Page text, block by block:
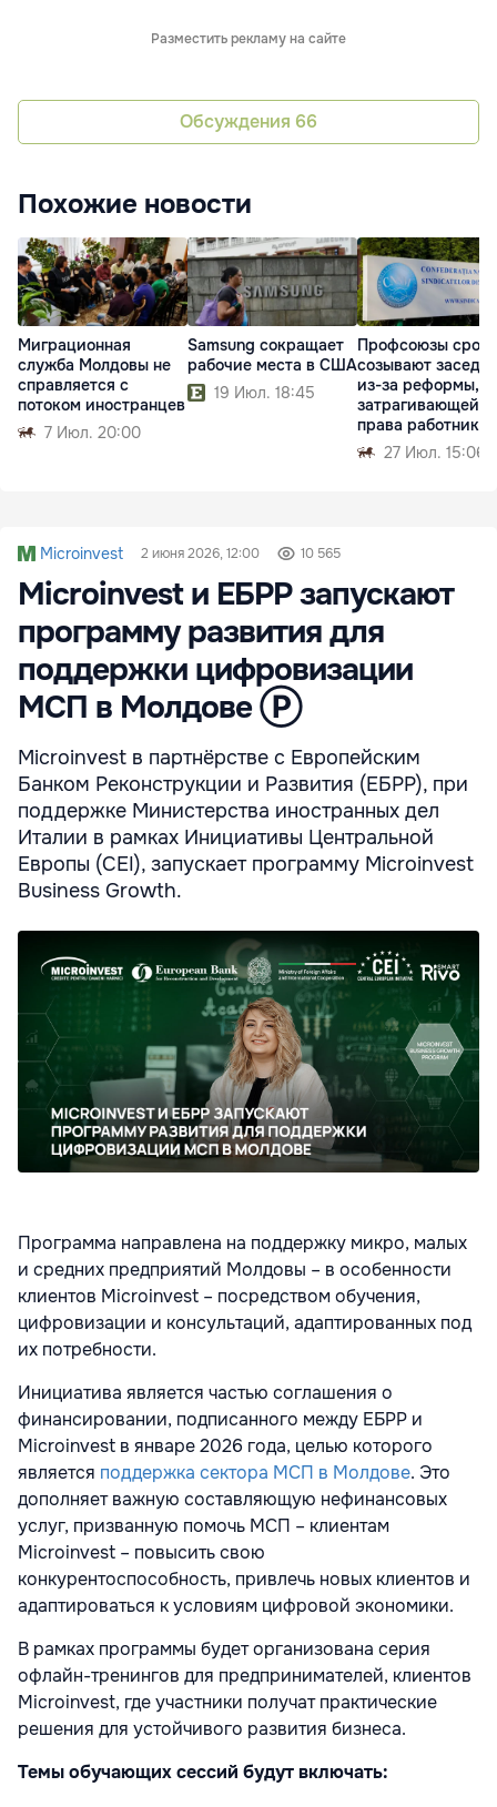
Разместить рекламу на сайте
Обсуждения 66
Похожие новости
Миграционная
служба Молдовы не
справляется с
потоком иностранцев
7 Июл. 20:00
Samsung сокращает
рабочие места в США
19 Июл. 18:45
Профсоюзы
созывают
из-за реформы,
затрагивающей
права работников
27 Июл. 15:06
Microinvest 2 июня 2026, 12:00 10 565
Microinvest и ЕБРР запускают
программу развития для
поддержки цифровизации
МСП в Молдове Ⓟ
Microinvest в партнёрстве с Европейским
Банком Реконструкции и Развития (ЕБРР), при
поддержке Министерства иностранных дел
Италии в рамках Инициативы Центральной
Европы (CEI), запускает программу Microinvest
Business Growth.
Программа направлена на поддержку микро, малых
и средних предприятий Молдовы – в особенности
клиентов Microinvest – посредством обучения,
цифровизации и консультаций, адаптированных под
их потребности.
Инициатива является частью соглашения о
финансировании, подписанного между ЕБРР и
Microinvest в январе 2026 года, целью которого
является поддержка сектора МСП в Молдове. Это
дополняет важную составляющую нефинансовых
услуг, призванную помочь МСП – клиентам
Microinvest – повысить свою
конкурентоспособность, привлечь новых клиентов и
адаптироваться к условиям цифровой экономики.
В рамках программы будет организована серия
офлайн-тренингов для предпринимателей, клиентов
Microinvest, где участники получат практические
решения для устойчивого развития бизнеса.
Темы обучающих сессий будут включать: